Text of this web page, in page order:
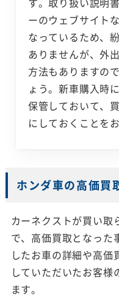
ーのウェブサイト
なっているため、
ありませんが、外
方法もありますの
ょう。新車購入時
保管しておいて、
にしておくことを
ホンダ車の高価買
カーネクストが買い取
で、高価買取となった
したお車の詳細や高価
していただいたお客様
ます。